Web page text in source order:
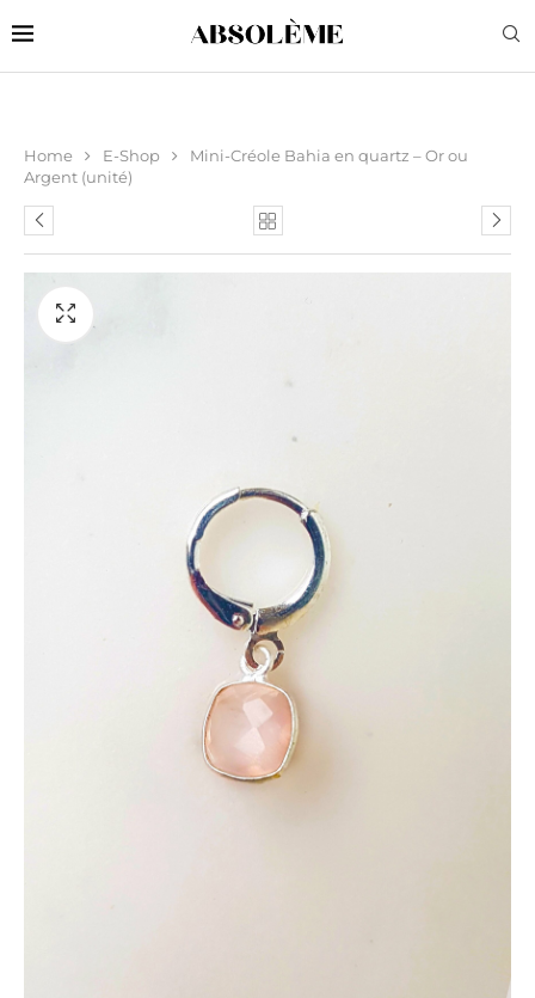
Home E-Shop
Mini-Créole Bahia en quartz – Or ou
Argent (unité)